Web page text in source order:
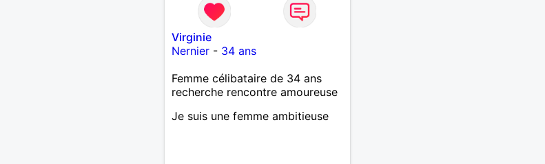
Virginie
Nernier- 34 ans
Femme célibataire de 34 ans
recherche rencontre amoureuse
Je suis une femme ambitieuse